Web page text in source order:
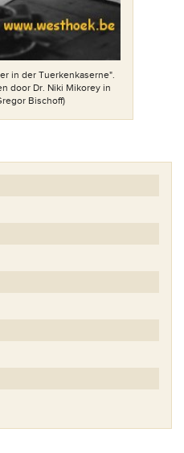
in der Tuerkenkaserne".
door Dr. Niki Mikorey in
Bischoff)